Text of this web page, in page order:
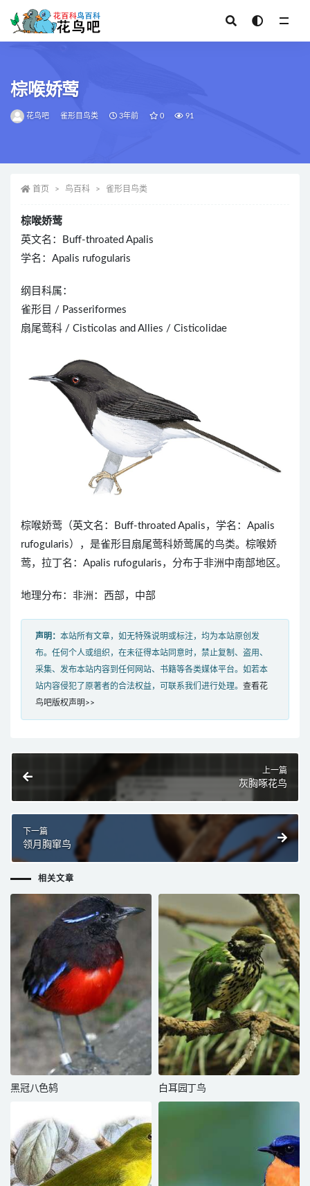
棕喉娇莺
花鸟吧 雀形目鸟类 3年前 0 91
首页 鸟百科 雀形目鸟类
棕喉娇莺
英文名：Buff-throated Apalis
学名：Apalis rufogularis
纲目科属：
雀形目 / Passeriformes
扇尾莺科 / Cisticolas and Allies / Cisticolidae
棕喉娇莺（英文名：Buff-throated Apalis，学名：Apalis
rufogularis），是雀形目扇尾莺科娇莺属的鸟类。棕喉娇
莺，拉丁名：Apalis rufogularis，分布于非洲中南部地区。
地理分布：非洲：西部，中部
声明： 本站所有文章，如无特殊说明或标注，均为本站原创发
布。任何个人或组织，在未征得本站同意时，禁止复制、盗用、
采集、发布本站内容到任何网站、书籍等各类媒体平台。如若本
站内容侵犯了原著者的合法权益，可联系我们进行处理。 查看花
鸟吧版权声明>>
上一篇
灰胸啄花鸟
下一篇
领月胸窜鸟
相关文章
黑冠八色鸫 白耳园丁鸟